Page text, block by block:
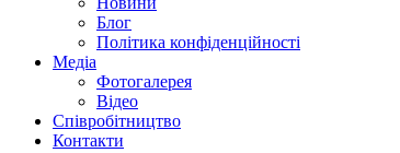
Блог
Політика конфіденційності
Медіа
Фотогалерея
Відео
Співробітництво
Контакти